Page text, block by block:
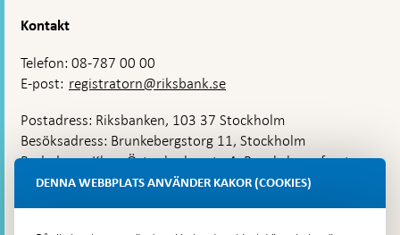
Kontakt
Telefon: 08-787 00 00
E-post: registratorn@riksbank.se
Postadress: Riksbanken, 103 37 Stockholm
Besöksadress: Brunkebergstorg 11, Stockholm
Budadress: Klara Östra kyrkogata 4, Brunkebergsfaret,
Lastplats 6
DENNA WEBBPLATS ANVÄNDER KAKOR (COOKIES)